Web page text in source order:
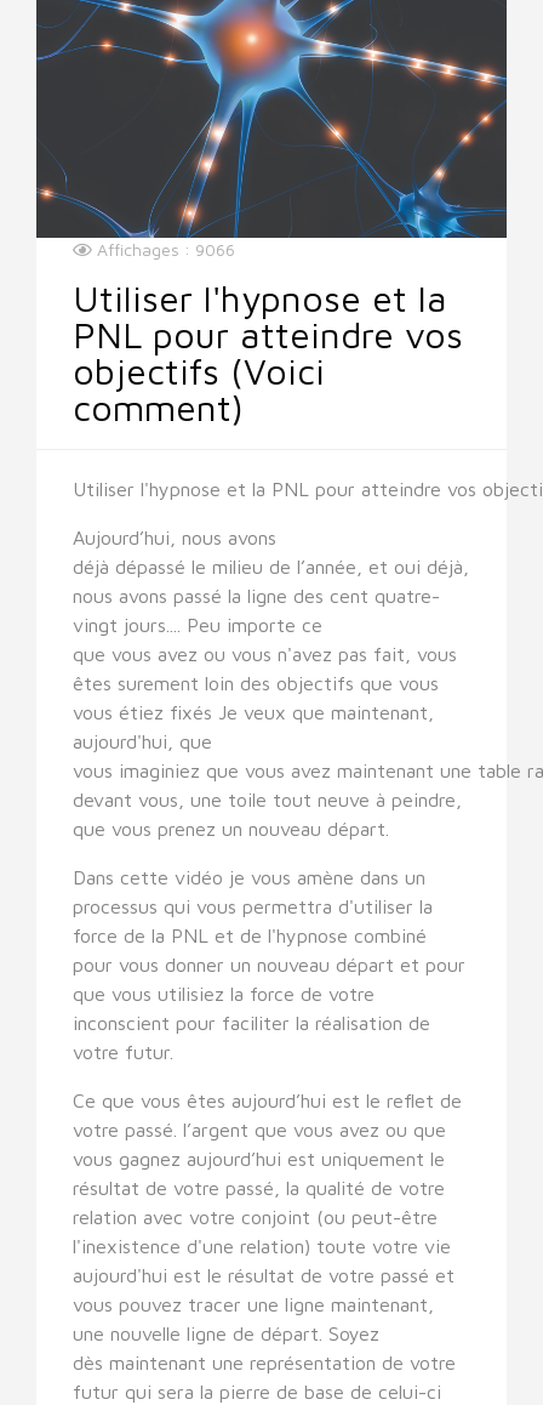
Affichages : 9066
Utiliser l'hypnose et la
PNL pour atteindre vos
objectifs (Voici
comment)
Utiliser l'hypnose et la PNL pour atteindre vos
Aujourd’hui, nous avons
déjà dépassé le milieu de l’année, et oui déjà,
nous avons passé la ligne des cent quatre-
vingt jours.... Peu importe ce
que vous avez ou vous n'avez pas fait, vous
êtes surement loin des objectifs que vous
vous étiez fixés Je veux que maintenant,
aujourd'hui, que
vous imaginiez que vous avez maintenant une table
devant vous, une toile tout neuve à peindre,
que vous prenez un nouveau départ.
Dans cette vidéo je vous amène dans un
processus qui vous permettra d'utiliser la
force de la PNL et de l'hypnose combiné
pour vous donner un nouveau départ et pour
que vous utilisiez la force de votre
inconscient pour faciliter la réalisation de
votre futur.
Ce que vous êtes aujourd’hui est le reflet de
votre passé. l’argent que vous avez ou que
vous gagnez aujourd’hui est uniquement le
résultat de votre passé, la qualité de votre
relation avec votre conjoint (ou peut-être
l'inexistence d'une relation) toute votre vie
aujourd'hui est le résultat de votre passé et
vous pouvez tracer une ligne maintenant,
une nouvelle ligne de départ. Soyez
dès maintenant une représentation de votre
futur qui sera la pierre de base de celui-ci